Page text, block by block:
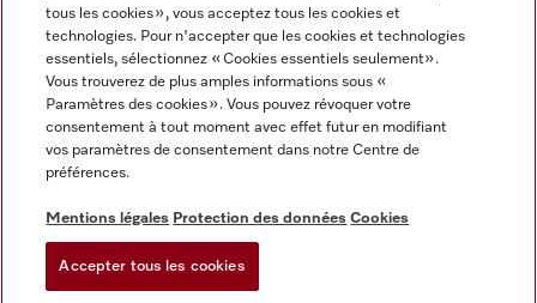
Informations légales
CGV
Conditions d’utilisation
Déclaration d'accessibilité
Digital Services Act
tous les cookies », vous acceptez tous les cookies et
technologies. Pour n'accepter que les cookies et technologies
essentiels, sélectionnez « Cookies essentiels seulement».
Vous trouverez de plus amples informations sous «
Paramètres des cookies ». Vous pouvez révoquer votre
consentement à tout moment avec effet futur en modifiant
vos paramètres de consentement dans notre Centre de
préférences.
Mentions légales Protection des données Cookies
Accepter tous les cookies